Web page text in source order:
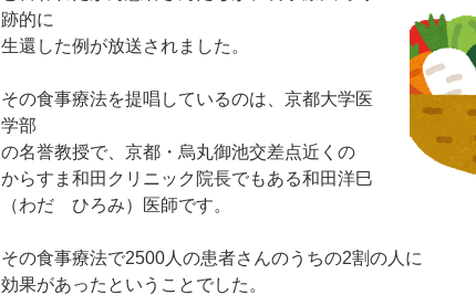
跡的に
生還した例が放送されました。
その食事療法を提唱しているのは、京都大学医
学部
の名誉教授で、京都・烏丸御池交差点近くの
からすま和田クリニック院長でもある和田洋巳
（わだ ひろみ）医師です。
その食事療法で2500人の患者さんのうちの2割の人に
効果があったということでした。